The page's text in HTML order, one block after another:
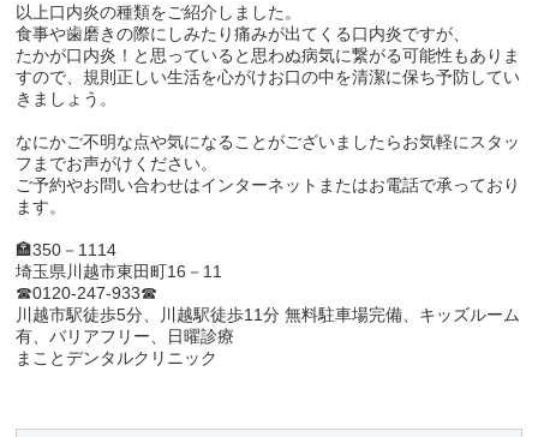
以上口内炎の種類をご紹介しました。
食事や歯磨きの際にしみたり痛みが出てくる口内炎ですが、
たかが口内炎！と思っていると思わぬ病気に繋がる可能性もありま
すので、規則正しい生活を心がけお口の中を清潔に保ち予防してい
きましょう。
なにかご不明な点や気になることがございましたらお気軽にスタッ
フまでお声がけください。
ご予約やお問い合わせはインターネットまたはお電話で承っており
ます。
🏣350－1114
埼玉県川越市東田町16－11
☎0120-247-933☎
川越市駅徒歩5分、川越駅徒歩11分 無料駐車場完備、キッズルーム
有、バリアフリー、日曜診療
まことデンタルクリニック